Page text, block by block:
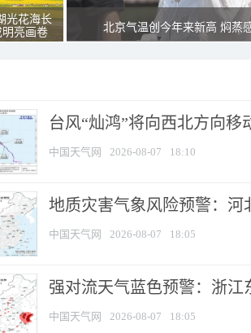
光花海长
亮画卷
北京气温创今年来新高 焖蒸
台风“灿鸿”将向西北方向移
中国天气网 2026-08-07 18:10
地质灾害气象风险预警：河
中国天气网 2026-08-07 18:05
强对流天气蓝色预警：浙江
中国天气网 2026-08-07 18:05